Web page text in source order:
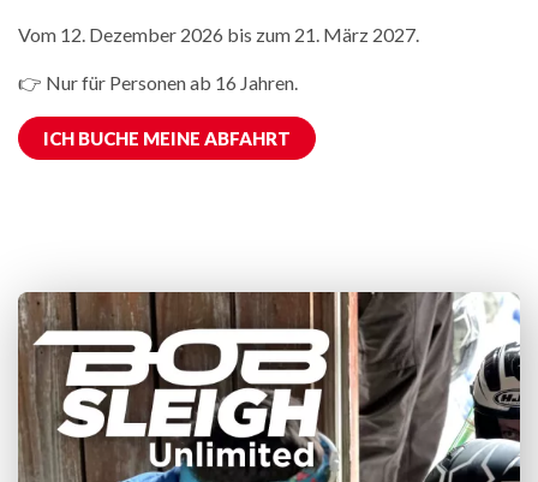
Vom 12. Dezember 2026 bis zum 21. März 2027.
👉 Nur für Personen ab 16 Jahren.
ICH BUCHE MEINE ABFAHRT